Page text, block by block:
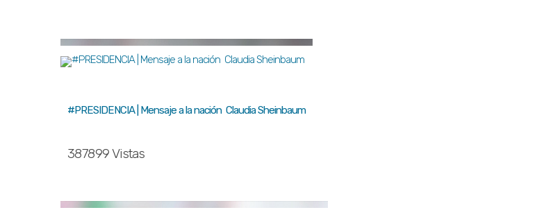
#PRESIDENCIA | Mensaje a la nación Claudia Sheinbaum
387899 Vistas